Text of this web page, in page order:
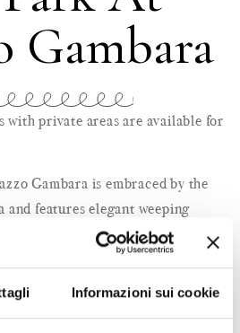
Informazioni sui cookie
Gambara
with private areas are available for
Gambara is embraced by the
and features elegant weeping
vibrant flowers. The pathways
marble.
with an RGB lighting
grandeur during evening events.